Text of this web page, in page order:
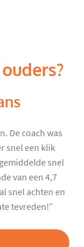
De coach was
snel een klik
snel
van een 4,7
snel achten en
tevreden!”